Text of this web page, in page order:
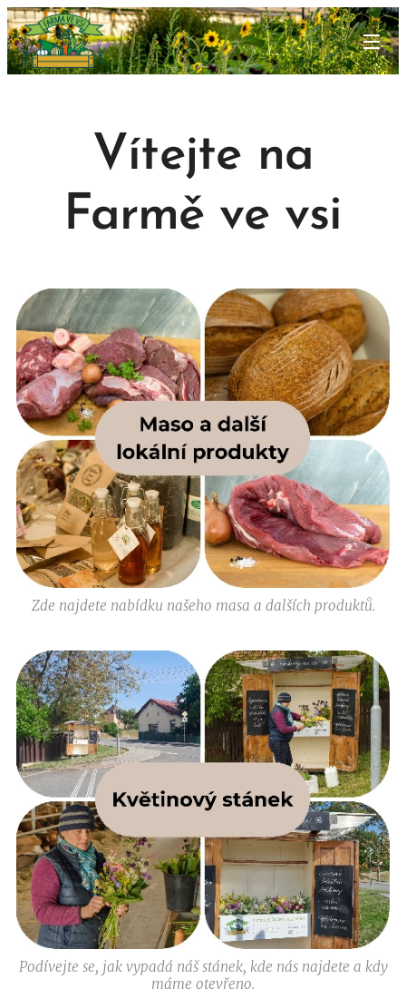
Vítejte na
Farmě ve vsi
Zde najdete nabídku našeho masa a dalších produktů.
Podívejte se, jak vypadá náš stánek, kde nás najdete a kdy
máme otevřeno.